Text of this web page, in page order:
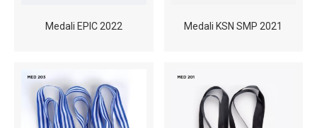
Medali EPIC 2022 Medali KSN SMP 2021